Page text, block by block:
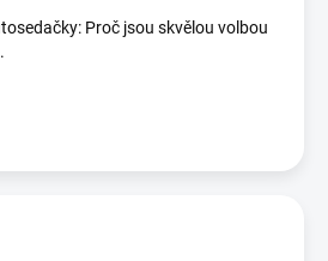
Proč jsou skvělou volbou